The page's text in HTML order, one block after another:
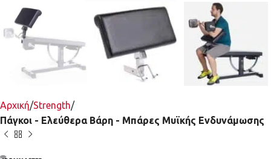
Αρχική Strength
Πάγκοι - Ελεύθερα Βάρη - Μπάρες Μυϊκής Ενδυνάμωσης